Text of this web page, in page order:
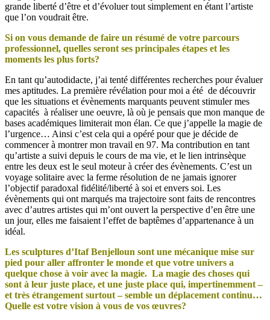
grande liberté d’être et d’évoluer tout simplement en étant l’artiste
que l’on voudrait être.
Si on vous demande de faire un résumé de votre parcours
professionnel, quelles seront ses principales étapes et les
moments les plus forts?
En tant qu’autodidacte, j’ai tenté différentes recherches pour évaluer
mes aptitudes. La première révélation pour moi a été de découvrir
que les situations et évènements marquants peuvent stimuler mes
capacités à réaliser une oeuvre, là où je pensais que mon manque de
bases académiques limiterait mon élan. Ce que j’appelle la magie de
l’urgence… Ainsi c’est cela qui a opéré pour que je décide de
commencer à montrer mon travail en 97. Ma contribution en tant
qu’artiste a suivi depuis le cours de ma vie, et le lien intrinsèque
entre les deux est le seul moteur à créer des évènements. C’est un
voyage solitaire avec la ferme résolution de ne jamais ignorer
l’objectif paradoxal fidélité/liberté à soi et envers soi. Les
évènements qui ont marqués ma trajectoire sont faits de rencontres
avec d’autres artistes qui m’ont ouvert la perspective d’en être une
un jour, elles me faisaient l’effet de baptêmes d’appartenance à un
idéal.
Les sculptures d’Itaf Benjelloun sont une mécanique mise sur
pied pour aller affronter le monde et que votre univers a
quelque chose à voir avec la magie. La magie des choses qui
sont à leur juste place, et une juste place qui, impertinemment –
et très étrangement surtout – semble un déplacement continu…
Quelle est votre vision à vous de vos œuvres?